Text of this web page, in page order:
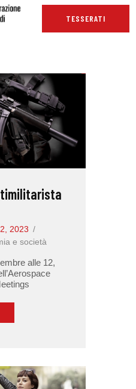
TESSERATI
2023
e società
alle 12,